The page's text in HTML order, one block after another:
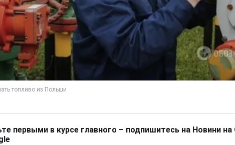
первыми в курсе главного – подпишитесь на Новини на